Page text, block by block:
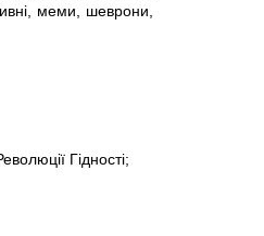
меми, шеврони,
Гідності;